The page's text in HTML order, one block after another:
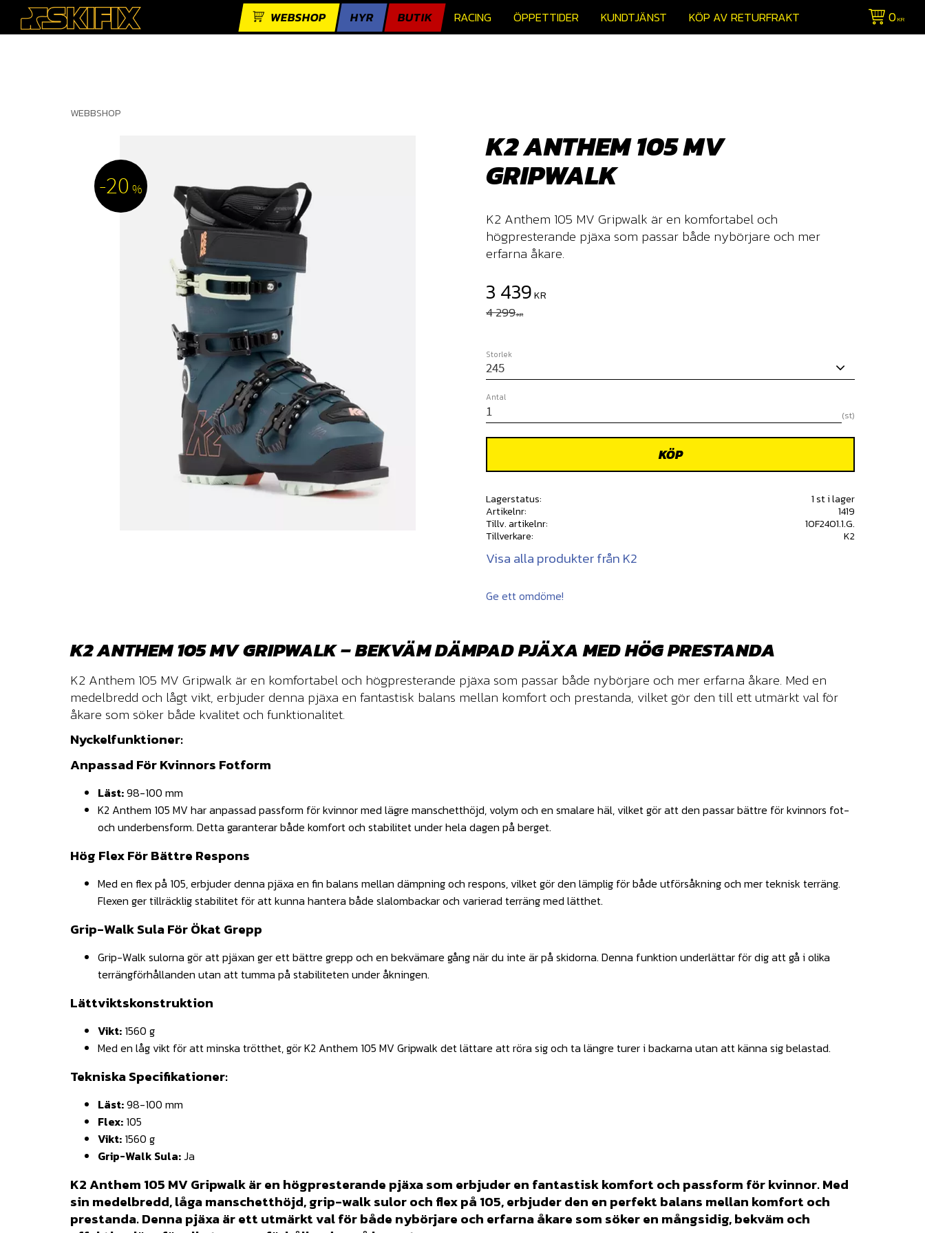
WEBSHOP HYR BUTIK RACING ÖPPETTIDER KUNDTJÄNST KÖP AV RETURFRAKT 0KR
WEBBSHOP
K2 ANTHEM 105 MV
GRIPWALK
K2 Anthem 105 MV Gripwalk är en komfortabel och
högpresterande pjäxa som passar både nybörjare och mer
erfarna åkare.
20 %
Nedsatt pris:
3 439KR
Ordinarie pris:
4 299KR
Storlek
Antal
st
KÖP
Lagerstatus
1 st i lager
Artikelnr
1419
Tillv. artikelnr
10F2401.1.G.
Tillverkare
K2
Visa alla produkter från K2
Ge ett omdöme!
K2 ANTHEM 105 MV GRIPWALK – BEKVÄM DÄMPAD PJÄXA MED HÖG PRESTANDA
K2 Anthem 105 MV Gripwalk är en komfortabel och högpresterande pjäxa som passar både nybörjare och mer erfarna åkare. Med en
medelbredd och lågt vikt, erbjuder denna pjäxa en fantastisk balans mellan komfort och prestanda, vilket gör den till ett utmärkt val för
åkare som söker både kvalitet och funktionalitet.
Nyckelfunktioner:
Anpassad För Kvinnors Fotform
Läst:98-100 mm
K2 Anthem 105 MV har anpassad passform för kvinnor med lägre manschetthöjd, volym och en smalare häl, vilket gör att den passar bättre för kvinnors fot-
och underbensform. Detta garanterar både komfort och stabilitet under hela dagen på berget.
Hög Flex För Bättre Respons
Med en flex på 105, erbjuder denna pjäxa en fin balans mellan dämpning och respons, vilket gör den lämplig för både utförsåkning och mer teknisk terräng.
Flexen ger tillräcklig stabilitet för att kunna hantera både slalombackar och varierad terräng med lätthet.
Grip-Walk Sula För Ökat Grepp
Grip-Walk sulorna gör att pjäxan ger ett bättre grepp och en bekvämare gång när du inte är på skidorna. Denna funktion underlättar för dig att gå i olika
terrängförhållanden utan att tumma på stabiliteten under åkningen.
Lättviktskonstruktion
Vikt: 1560 g
Med en låg vikt för att minska trötthet, gör K2 Anthem 105 MV Gripwalk det lättare att röra sig och ta längre turer i backarna utan att känna sig belastad.
Tekniska Specifikationer:
Läst:98-100 mm
Flex: 105
Vikt: 1560 g
Grip-Walk Sula:Ja
K2 Anthem 105 MV Gripwalk är en högpresterande pjäxa som erbjuder en fantastisk komfort och passform för kvinnor. Med
sin medelbredd, låga manschetthöjd, grip-walk sulor och flex på 105, erbjuder den en perfekt balans mellan komfort och
prestanda. Denna pjäxa är ett utmärkt val för både nybörjare och erfarna åkare som söker en mångsidig, bekväm och